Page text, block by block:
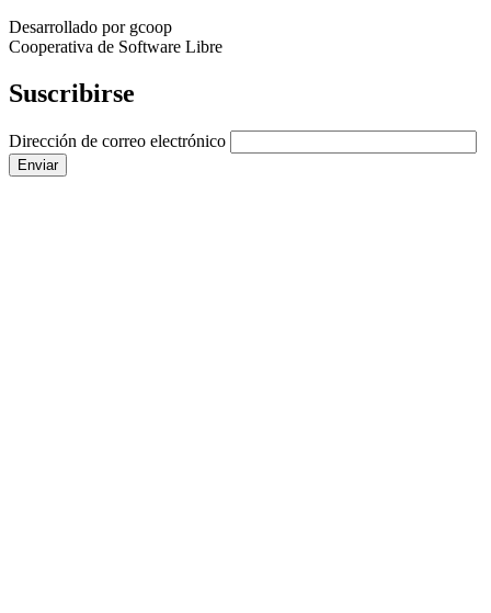
Desarrollado por gcoop
Cooperativa de Software Libre
Suscribirse
Dirección de correo electrónico
Enviar